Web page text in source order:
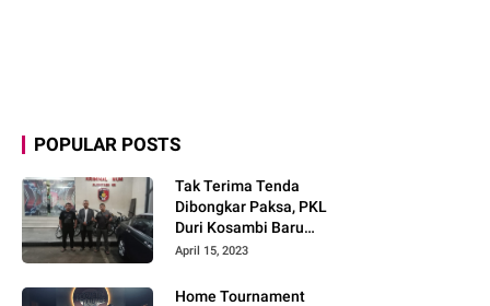
POPULAR POSTS
Tak Terima Tenda
Dibongkar Paksa, PKL
Duri Kosambi Baru
Gugat PT MD
April 15, 2023
Home Tournament